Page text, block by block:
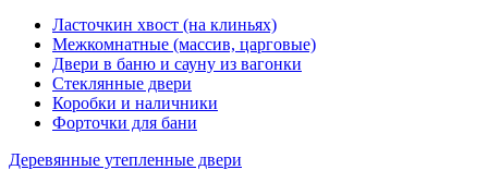
Ласточкин хвост (на клиньях)
Межкомнатные (массив, царговые)
Двери в баню и сауну из вагонки
Стеклянные двери
Коробки и наличники
Форточки для бани
Деревянные утепленные двери